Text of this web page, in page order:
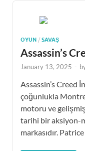
OYUN / SAVAŞ
Assassin’s
January 13, 2025 -
Assassin’s Creed
çoğunlukla
motoru ve
tarihi bir aksiyon-
markasıdır.